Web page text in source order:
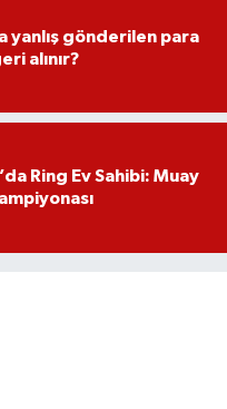
yanlış gönderilen para
alınır?
Ring Ev Sahibi: Muay